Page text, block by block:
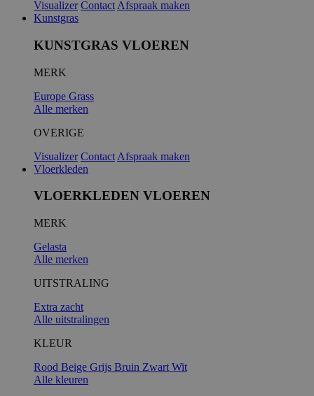
Visualizer Contact Afspraak maken
Kunstgras
KUNSTGRAS VLOEREN
MERK
Europe Grass
Alle merken
OVERIGE
Visualizer Contact Afspraak maken
Vloerkleden
VLOERKLEDEN VLOEREN
MERK
Gelasta
Alle merken
UITSTRALING
Extra zacht
Alle uitstralingen
KLEUR
Rood Beige Grijs Bruin Zwart Wit
Alle kleuren